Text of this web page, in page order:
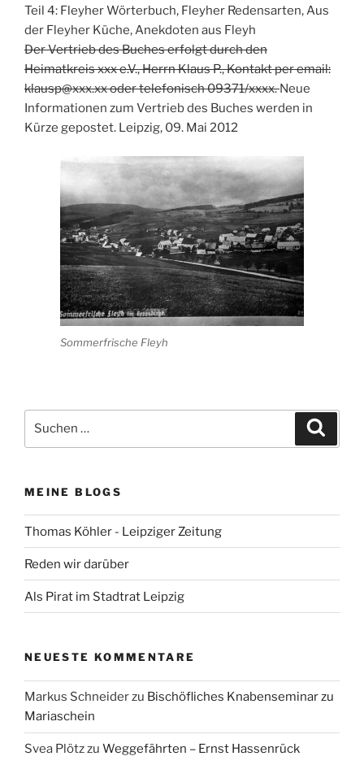
Teil 4: Fleyher Wörterbuch, Fleyher Redensarten, Aus
der Fleyher Küche, Anekdoten aus Fleyh
Der Vertrieb des Buches erfolgt durch den
Heimatkreis xxx e.V., Herrn Klaus P., Kontakt per email:
klausp@xxx.xx oder telefonisch 09371/xxxx.Neue
Informationen zum Vertrieb des Buches werden in
Kürze gepostet. Leipzig, 09. Mai 2012
Sommerfrische Fleyh
nach:
MEINE BLOGS
Thomas Köhler - Leipziger Zeitung
Reden wir darüber
Als Pirat im Stadtrat Leipzig
NEUESTE KOMMENTARE
Markus Schneiderzu Bischöfliches Knabenseminar zu
Mariaschein
Svea Plötzzu Weggefährten – Ernst Hassenrück